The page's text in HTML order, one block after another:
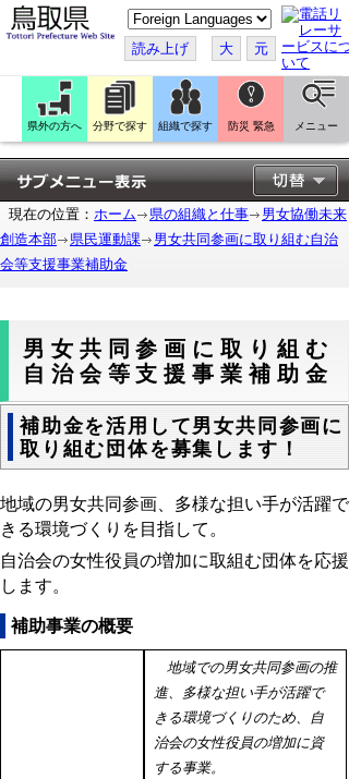
こ
の
ペ
ー
ジ
翻
訳
す
る
読み上げ 大 元
県外の方へ 分野で探す 組織で探す 防災 緊急 メニュー
現在の位置： ホーム 県の組織と仕事
男女協働未来
創造本部
県民運動課
男女共同参画に取り組む自治
会等支援事業補助金
男女共同参画に取り組む
自治会等支援事業補助金
補助金を活用して男女共同参画に
取り組む団体を募集します！
地域の男女共同参画、多様な担い手が活躍で
きる環境づくりを目指して。
自治会の女性役員の増加に取組む団体を応援
します。
補助事業の概要
地域での男女共同参画の推
進、多様な担い手が活躍で
きる環境づくりのため、自
治会の女性役員の増加に資
する事業。